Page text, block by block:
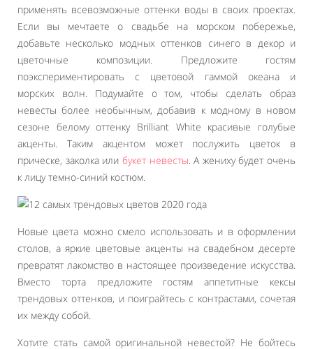
применять всевозможные оттенки воды в своих проектах.
Если вы мечтаете о свадьбе на морском побережье,
добавьте несколько модных оттенков синего в декор и
цветочные композиции. Предложите гостям
поэкспериментировать с цветовой гаммой океана и
морских волн. Подумайте о том, чтобы сделать образ
невесты более необычным, добавив к модному в новом
сезоне белому оттенку Brilliant White красивые голубые
акценты. Таким акцентом может послужить цветок в
прическе, заколка или букет невесты. А жениху будет очень
к лицу темно-синий костюм.
Новые цвета можно смело использовать и в оформлении
столов, а яркие цветовые акценты на свадебном десерте
превратят лакомство в настоящее произведение искусства.
Вместо торта предложите гостям аппетитные кексы
трендовых оттенков, и поиграйтесь с контрастами, сочетая
их между собой.
Хотите стать самой оригинальной невестой? Не бойтесь